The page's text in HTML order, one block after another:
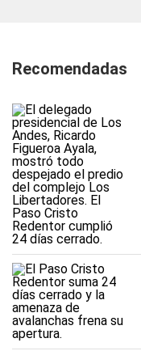
Recomendadas